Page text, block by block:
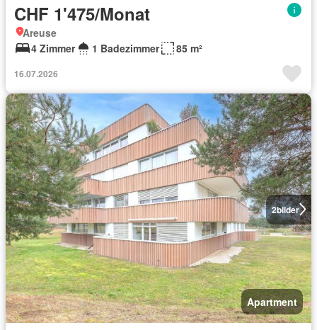
CHF 1'475/Monat
Areuse
4 Zimmer
1 Badezimmer 85 m²
16.07.2026
2bilder
Apartment